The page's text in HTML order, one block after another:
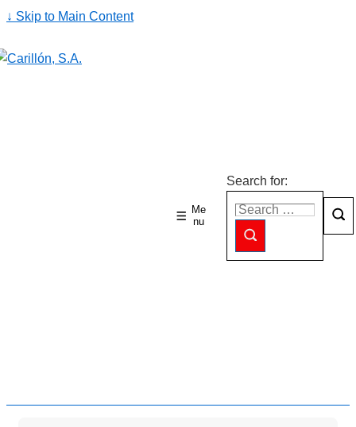
↓ Skip to Main Content
Me
nu
Search for: